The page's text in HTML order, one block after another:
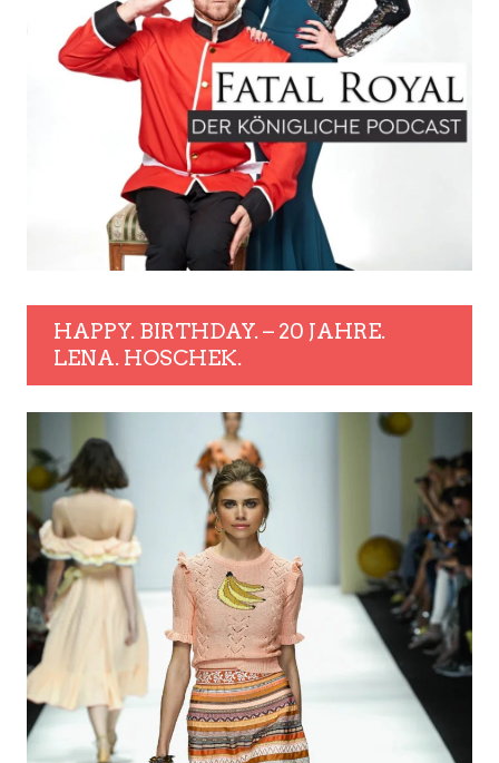
HAPPY. BIRTHDAY. – 20 JAHRE.
LENA. HOSCHEK.